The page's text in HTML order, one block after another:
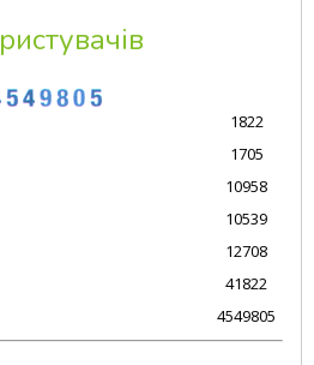
1822
1705
10958
10539
12708
41822
4549805